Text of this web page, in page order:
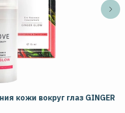
кожи вокруг глаз GINGER